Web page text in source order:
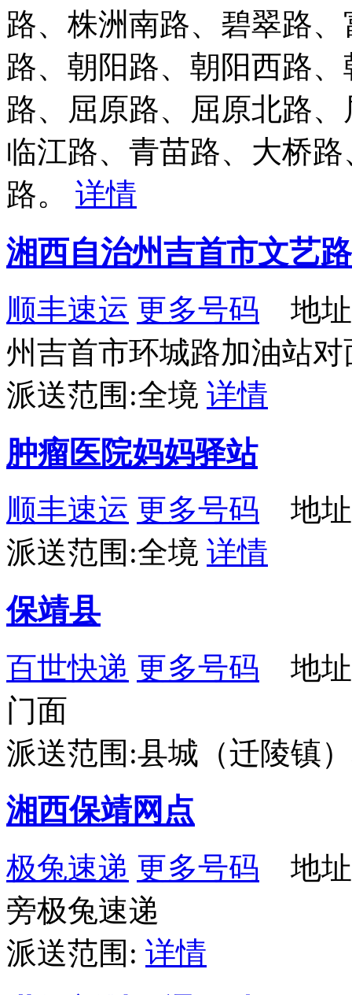
路、株洲南路、碧翠路
路、朝阳路、朝阳西路
路、屈原路、屈原北路
临江路、青苗路、大桥
路。 详情
湘西自治州吉首市文艺
顺丰速运 更多号码 地址
州吉首市环城路加油站
派送范围:全境 详情
肿瘤医院妈妈驿站
顺丰速运 更多号码 地址
派送范围:全境 详情
保靖县
百世快递 更多号码 地址
门面
派送范围:县城（迁陵镇
湘西保靖网点
极兔速递 更多号码 地址
旁极兔速递
派送范围: 详情